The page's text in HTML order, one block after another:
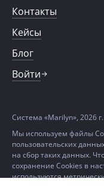
Контакты
Кейсы
Блог
Войти
Система «Marilyn», 2026 г.
Мы используем файлы
пользовательских
на сбор таких данных.
сохранение Cookies в
используются